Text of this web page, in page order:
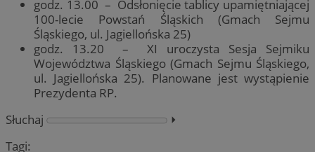
godz. 13.00 – Odsłonięcie tablicy upamiętniającej
100-lecie Powstań Śląskich (Gmach Sejmu
Śląskiego, ul. Jagiellońska 25)
godz. 13.20 – XI uroczysta Sesja Sejmiku
Województwa Śląskiego (Gmach Sejmu Śląskiego,
ul. Jagiellońska 25). Planowane jest wystąpienie
Prezydenta RP.
Słuchaj
⏵︎
Tagi: